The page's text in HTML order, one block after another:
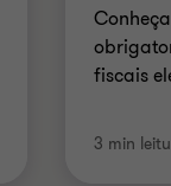
fiscais
3 min